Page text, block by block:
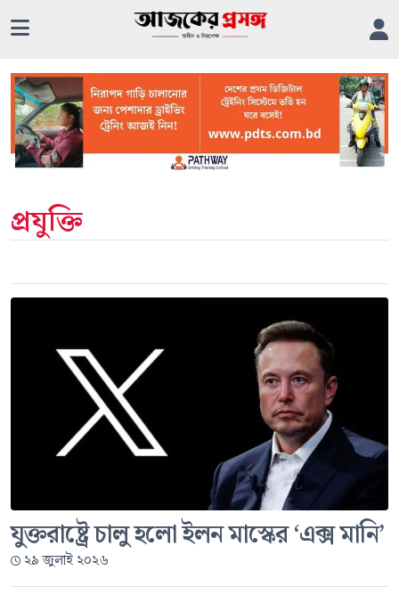
প্রযুক্তি
যুক্তরাষ্ট্রে চালু হলো ইলন মাস্কের ‘এক্স মানি’
২৯ জুলাই ২০২৬